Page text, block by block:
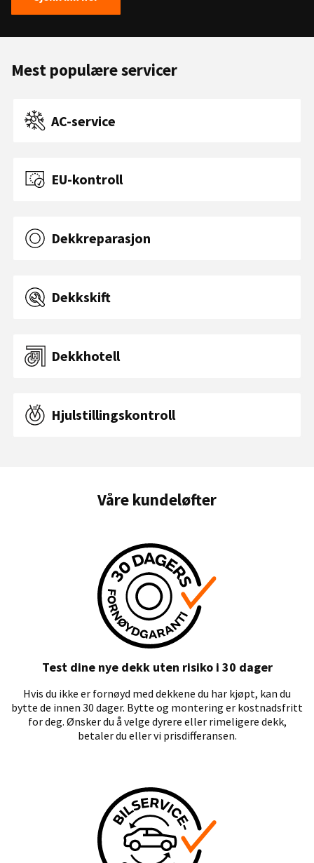
Mest populære servicer
AC-service
EU-kontroll
Dekkreparasjon
Dekkskift
Dekkhotell
Hjulstillingskontroll
Våre kundeløfter
Test dine nye dekk uten risiko i 30 dager
Hvis du ikke er fornøyd med dekkene du har kjøpt, kan du
bytte de innen 30 dager. Bytte og montering er kostnadsfritt
for deg. Ønsker du å velge dyrere eller rimeligere dekk,
betaler du eller vi prisdifferansen.